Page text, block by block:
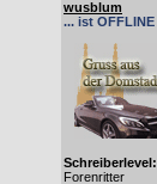
wusblum
... ist OFFLINE
Schreiberlevel:
Forenritter